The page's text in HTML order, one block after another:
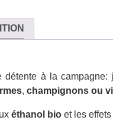
à la
, champignons ou
éthanol bio et les effets